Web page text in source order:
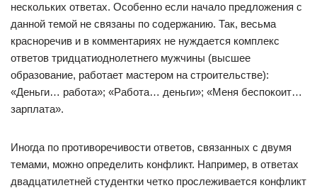
нескольких ответах. Особенно если начало предложения с
данной темой не связаны по содержанию. Так, весьма
красноречив и в комментариях не нуждается комплекс
ответов тридцатиоднолетнего мужчины (высшее
образование, работает мастером на строительстве):
«Деньги… работа»; «Работа… деньги»; «Меня беспокоит…
зарплата».
Иногда по противоречивости ответов, связанных с двумя
темами, можно определить конфликт. Например, в ответах
двадцатилетней студентки четко прослеживается конфликт